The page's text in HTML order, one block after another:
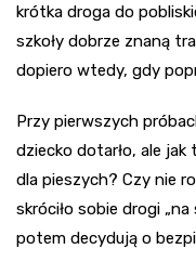
krótka droga do
szkoły dobrze znaną
dopiero wtedy, gdy
Przy pierwszych
dziecko dotarło, ale jak
dla pieszych? Czy nie
skróciło sobie drogi
potem decydują o